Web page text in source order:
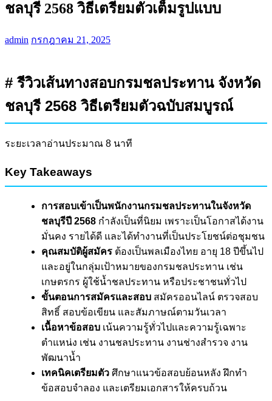
ชลบุรี 2568 วิธีเตรียมตัวเต็มรูปแบบ
admin กรกฎาคม 21, 2025
# รีวิวเส้นทางสอบกรมชลประทาน จังหวัด
ชลบุรี 2568 วิธีเตรียมตัวฉบับสมบูรณ์
ระยะเวลาอ่านประมาณ 8 นาที
Key Takeaways
การสอบเข้าเป็นพนักงานกรมชลประทานในจังหวัด
ชลบุรีปี 2568 กำลังเป็นที่นิยม เพราะเป็นโอกาสได้งาน
มั่นคง รายได้ดี และได้ทำงานที่เป็นประโยชน์ต่อชุมชน
คุณสมบัติผู้สมัคร ต้องเป็นพลเมืองไทย อายุ 18 ปีขึ้นไป
และอยู่ในกลุ่มเป้าหมายของกรมชลประทาน เช่น
เกษตรกร ผู้ใช้น้ำชลประทาน หรือประชาชนทั่วไป
ขั้นตอนการสมัครและสอบ สมัครออนไลน์ ตรวจสอบ
สิทธิ์ สอบข้อเขียน และสัมภาษณ์ตามวันเวลา
เนื้อหาข้อสอบ เน้นความรู้ทั่วไปและความรู้เฉพาะ
ตำแหน่ง เช่น งานชลประทาน งานช่างสำรวจ งาน
พัฒนาน้ำ
เทคนิคเตรียมตัว ศึกษาแนวข้อสอบย้อนหลัง ฝึกทำ
ข้อสอบจำลอง และเตรียมเอกสารให้ครบถ้วน